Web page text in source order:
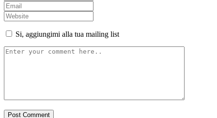
Si, aggiungimi alla tua mailing list